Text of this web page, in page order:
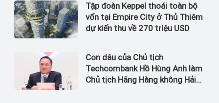
Tập đoàn Keppel thoái toàn bộ
vốn tại Empire City ở Thủ Thiêm
dự kiến thu về 270 triệu USD
Con dâu của Chủ tịch
Techcombank Hồ Hùng Anh làm
Chủ tịch Hãng Hàng không Hải